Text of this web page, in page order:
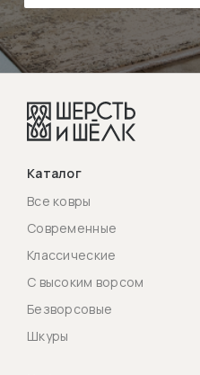
Каталог
Все ковры
Современные
Классические
С высоким ворсом
Безворсовые
Шкуры